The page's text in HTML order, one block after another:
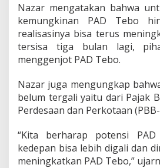
Nazar mengatakan bahwa
kemungkinan PAD Tebo
realisasinya bisa terus
tersisa tiga bulan lagi,
menggenjot PAD Tebo.
Nazar juga mengungkap
belum tergali yaitu dari Pajak
Perdesaan dan Perkotaan
“Kita berharap potensi
kedepan bisa lebih digali dan
meningkatkan PAD Tebo,”